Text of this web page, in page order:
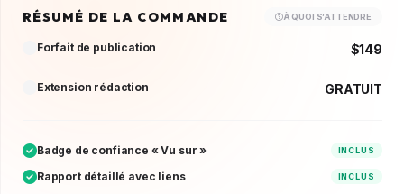
RÉSUMÉ DE LA COMMANDE À QUOI S’ATTENDRE
Forfait de publication $149
Extension rédaction GRATUIT
Badge de confiance « Vu sur » INCLUS
Rapport détaillé avec liens INCLUS